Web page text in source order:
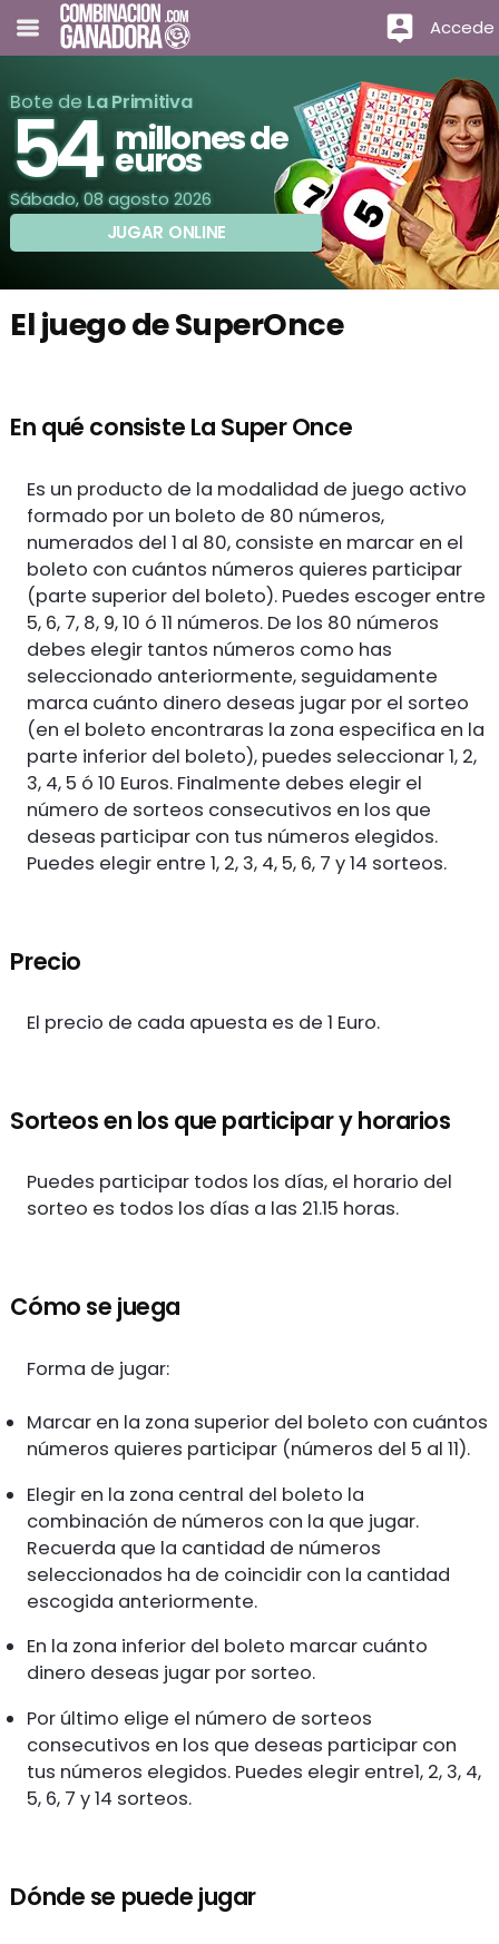
Accede
Bote de La Primitiva
54 millones de
euros
Sábado, 08 agosto 2026
JUGAR ONLINE
El juego de SuperOnce
En qué consiste La Super Once
Es un producto de la modalidad de juego activo
formado por un boleto de 80 números,
numerados del 1 al 80, consiste en marcar en el
boleto con cuántos números quieres participar
(parte superior del boleto). Puedes escoger entre
5, 6, 7, 8, 9, 10 ó 11 números. De los 80 números
debes elegir tantos números como has
seleccionado anteriormente, seguidamente
marca cuánto dinero deseas jugar por el sorteo
(en el boleto encontraras la zona especifica en la
parte inferior del boleto), puedes seleccionar 1, 2,
3, 4, 5 ó 10 Euros. Finalmente debes elegir el
número de sorteos consecutivos en los que
deseas participar con tus números elegidos.
Puedes elegir entre 1, 2, 3, 4, 5, 6, 7 y 14 sorteos.
Precio
El precio de cada apuesta es de 1 Euro.
Sorteos en los que participar y horarios
Puedes participar todos los días, el horario del
sorteo es todos los días a las 21.15 horas.
Cómo se juega
Forma de jugar:
Marcar en la zona superior del boleto con cuántos
números quieres participar (números del 5 al 11).
Elegir en la zona central del boleto la
combinación de números con la que jugar.
Recuerda que la cantidad de números
seleccionados ha de coincidir con la cantidad
escogida anteriormente.
En la zona inferior del boleto marcar cuánto
dinero deseas jugar por sorteo.
Por último elige el número de sorteos
consecutivos en los que deseas participar con
tus números elegidos. Puedes elegir entre1, 2, 3, 4,
5, 6, 7 y 14 sorteos.
Dónde se puede jugar